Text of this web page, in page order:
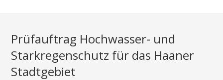
Prüfauftrag Hochwasser- und
Starkregenschutz für das Haaner
Stadtgebiet